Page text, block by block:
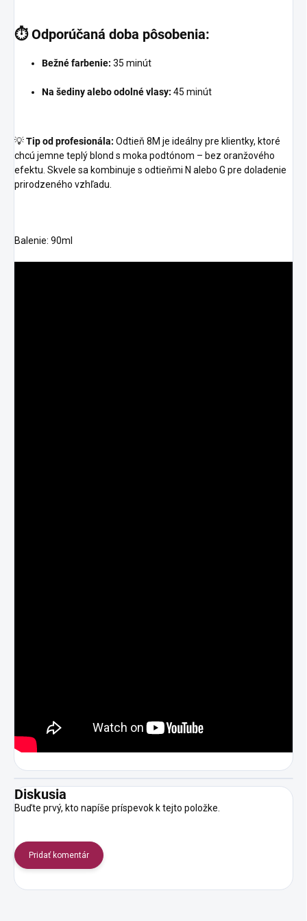
⏱️Odporúčaná doba pôsobenia:
Bežné farbenie: 35 minút
Na šediny alebo odolné vlasy: 45 minút
💡Tip od profesionála: Odtieň 8M je ideálny pre klientky, ktoré
chcú jemne teplý blond s moka podtónom – bez oranžového
efektu. Skvele sa kombinuje s odtieňmi N alebo G pre doladenie
prirodzeného vzhľadu.
Balenie: 90ml
Diskusia
Buďte prvý, kto napíše príspevok k tejto položke.
Pridať komentár